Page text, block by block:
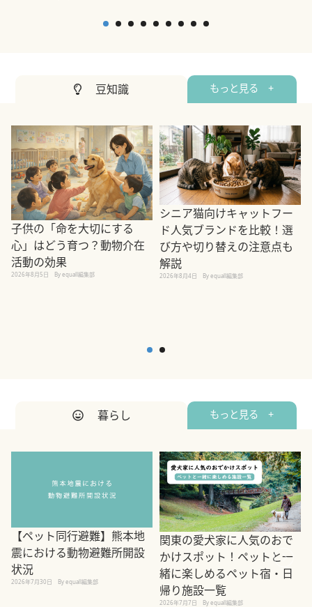
豆知識 もっと見る +
子供の「命を大切にする
心」はどう育つ？動物介在
活動の効果
2026年8月5日 By equall編集部
シニア猫向けキャットフー
ド人気ブランドを比較！選
び方や切り替えの注意点も
解説
2026年8月4日 By equall編集部
暮らし もっと見る +
【ペット同行避難】熊本地
震における動物避難所開設
状況
2026年7月30日 By equall編集部
関東の愛犬家に人気のおで
かけスポット！ペットと一
緒に楽しめるペット宿・日
帰り施設一覧
2026年7月7日 By equall編集部